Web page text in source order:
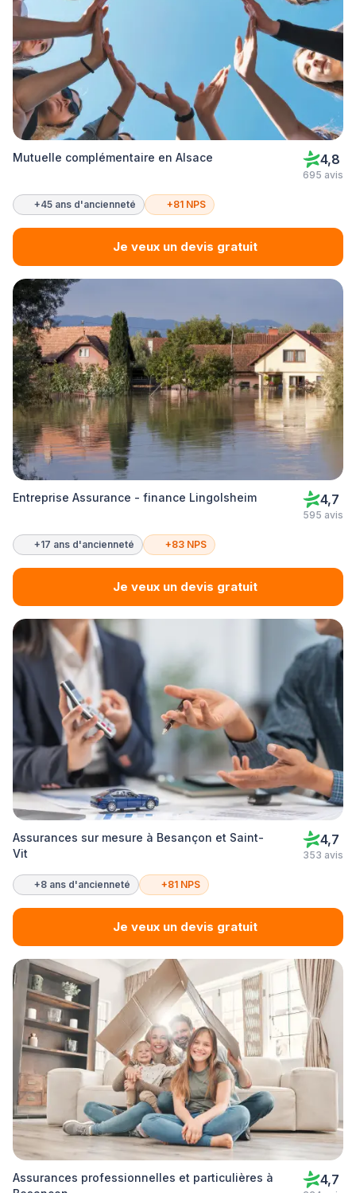
Mutuelle complémentaire en Alsace 4,8
695 avis
+45 ans d'ancienneté +81 NPS
Je veux un devis gratuit
Entreprise Assurance - finance Lingolsheim 4,7
595 avis
+17 ans d'ancienneté +83 NPS
Je veux un devis gratuit
Assurances sur mesure à Besançon et Saint-
Vit
4,7
353 avis
+8 ans d'ancienneté +81 NPS
Je veux un devis gratuit
Assurances professionnelles et particulières à
4,7